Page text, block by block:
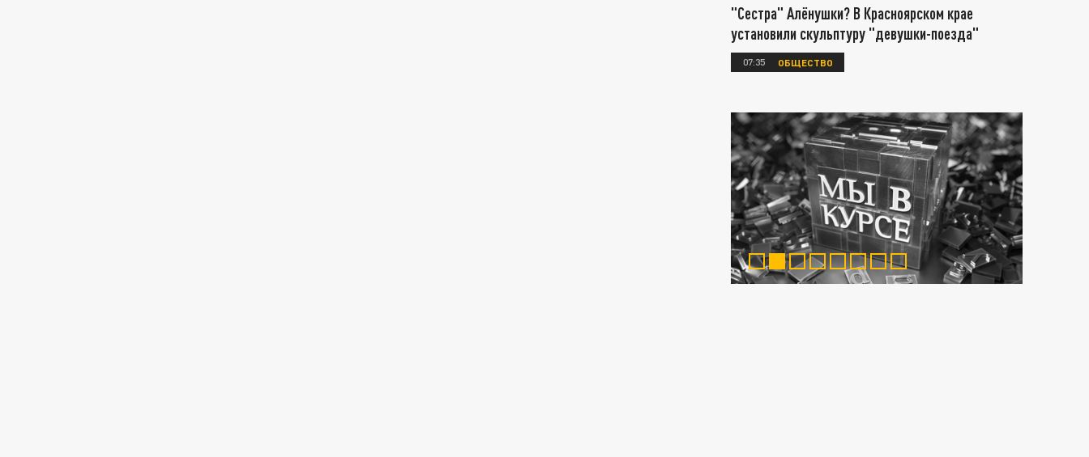
"Сестра" Алёнушки? В Красноярском крае
установили скульптуру "девушки-поезда"
07:35 ОБЩЕСТВО